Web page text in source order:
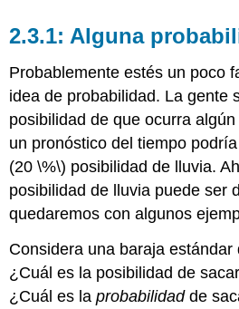
2.3.1: Alguna
Probablemente estés un poco
idea de probabilidad. La gente
posibilidad de que ocurra
un pronóstico del tiempo
(20 \%\) posibilidad de lluvia.
posibilidad de lluvia puede ser
quedaremos con algunos
Considera una baraja estándar
¿Cuál es la posibilidad de
¿Cuál es laprobabilidadde